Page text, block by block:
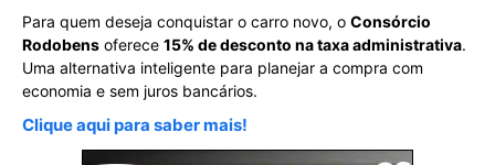
Para quem deseja conquistar o carro novo, o Consórcio
Rodobens oferece 15% de desconto na taxa administrativa.
Uma alternativa inteligente para planejar a compra com
economia e sem juros bancários.
Clique aqui para saber mais!